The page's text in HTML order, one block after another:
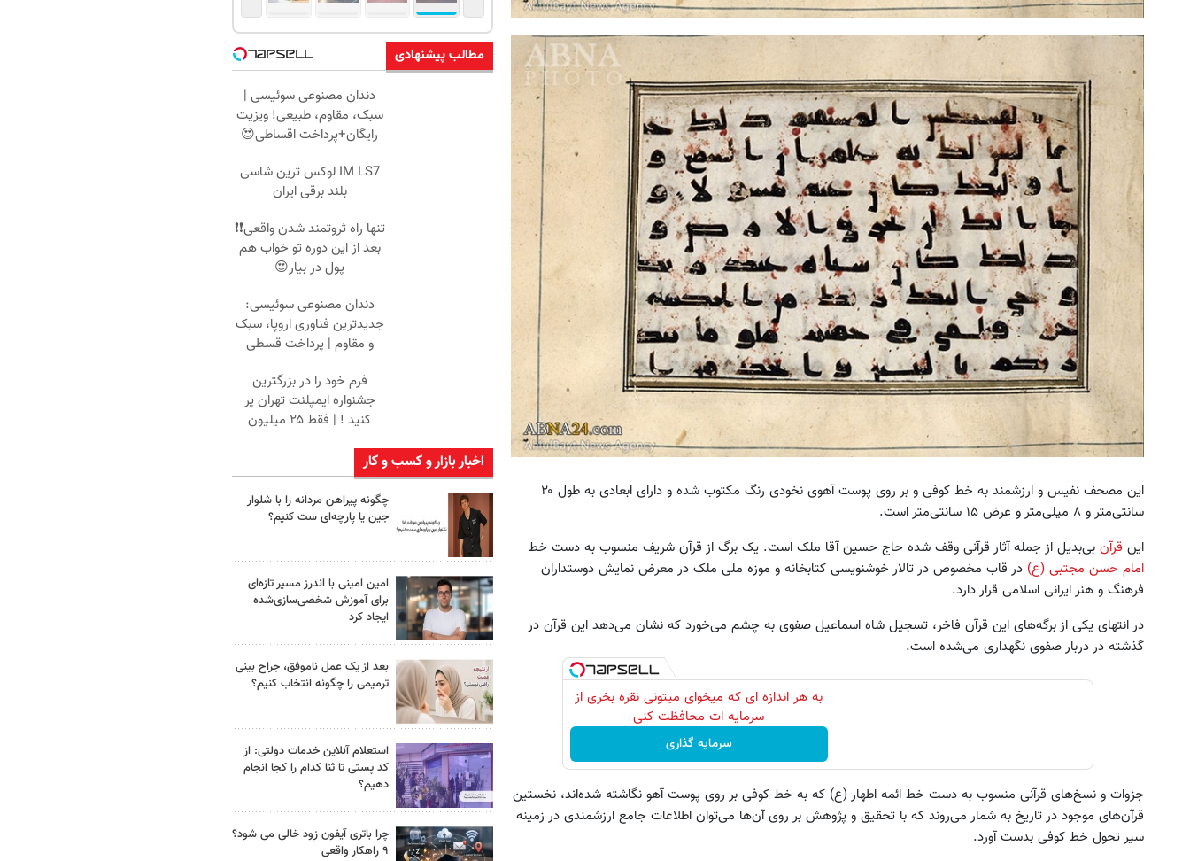
این مصحف نفیس و ارزشمند به خط کوفی و بر روی پوست آهوی نخودی رنگ مکتوب شده و دارای ابعادی به طول ۲۰
سانتی‌متر و ۸ میلی‌متر و عرض ۱۵ سانتی‌متر است.
این قرآن بی‌بدیل از جمله آثار قرآنی وقف شده حاج حسین آقا ملک است. یک برگ از قرآن شریف منسوب به دست خط
امام حسن مجتبی (ع) در قاب مخصوص در تالار خوشنویسی کتابخانه و موزه ملی ملک در معرض نمایش دوستداران
فرهنگ و هنر ایرانی اسلامی قرار دارد.
در انتهای یکی از برگه‌های این قرآن فاخر، تسجیل شاه اسماعیل صفوی به چشم می‌خورد که نشان می‌دهد این قرآن در
گذشته در دربار صفوی نگهداری می‌شده است.
به هر اندازه ای که میخوای میتونی نقره بخری از
سرمایه ات محافظت کنی
سرمایه گذاری
جزوات و نسخ‌های قرآنی منسوب به دست خط ائمه اطهار (ع) که به خط کوفی بر روی پوست آهو نگاشته شده‌اند، نخستین
قرآن‌های موجود در تاریخ به شمار می‌روند که با تحقیق و پژوهش بر روی آن‌ها می‌توان اطلاعات جامع ارزشمندی در زمینه
سیر تحول خط کوفی بدست آورد.
مطالب پیشنهادی
دندان مصنوعی سوئیسی |
سبک، مقاوم، طبیعی! ویزیت
رایگان+پرداخت اقساطی😍
IM LS7 لوکس ترین شاسی
بلند برقی ایران
تنها راه ثروتمند شدن واقعی❗❗
بعد از این دوره تو خواب هم
پول در بیار😍
دندان مصنوعی سوئیسی:
جدیدترین فناوری اروپا، سبک
و مقاوم | پرداخت قسطی
فرم خود را در بزرگترین
جشنواره ایمپلنت تهران پر
کنید ! | فقط ۲۵ میلیون
اخبار بازار و کسب و کار
چگونه پیراهن مردانه را با شلوار
جین یا پارچه‌ای ست کنیم؟
امین امینی با اندرز مسیر تازه‌ای
برای آموزش شخصی‌سازی‌شده
ایجاد کرد
بعد از یک عمل ناموفق، جراح بینی
ترمیمی را چگونه انتخاب کنیم؟
استعلام آنلاین خدمات دولتی: از
کد پستی تا ثنا کدام را کجا انجام
دهیم؟
چرا باتری آیفون زود خالی می شود؟
۹ راهکار واقعی